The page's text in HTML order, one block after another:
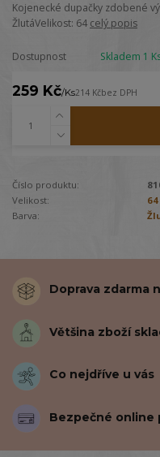
Kojenecké dupačky zdobené
ŽlutáVelikost: 64 celý popis
Dostupnost Skladem 1
259 Kč/Ks214 Kčbez DPH
Číslo produktu:
Velikost:
64
Barva:
Doprava zdarma
Většina zboží
Co nejdříve u vás
Bezpečné online